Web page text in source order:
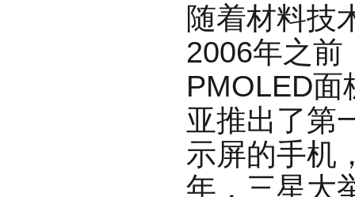
随着材料技
2006年之前
PMOLED面
亚推出了第
示屏的手机
年，三星大